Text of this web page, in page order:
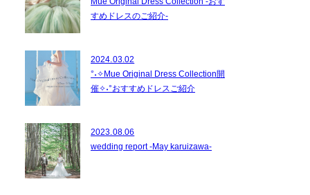
すめドレスのご紹介-
2024.03.02
°˖✧Mue Original Dress Collection開
催✧˖°おすすめドレスご紹介
2023.08.06
wedding report -May karuizawa-